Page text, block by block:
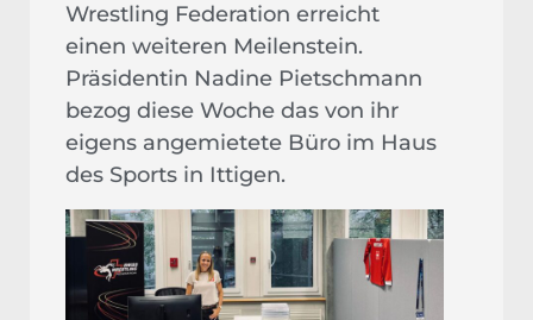
Wrestling Federation erreicht
einen weiteren Meilenstein.
Präsidentin Nadine Pietschmann
bezog diese Woche das von ihr
eigens angemietete Büro im Haus
des Sports in Ittigen.